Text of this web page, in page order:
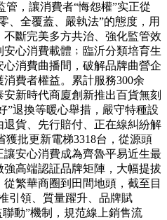
，讓消費者“悔怨權”实正從
、全覆蓋、嚴執法”的態度，用
斷完美多方共治、強化監管效
心消費載體﹔臨沂分類培育生
消費曲播間，破解品牌曲營企
費者權益。累計服務300余
新時代商廈創新推出百貨無刻
”退換等暖心舉措，嚴守特種設
貨、先行賠付、正在線糾紛解
批更新電梯3318台，從源頭
安心消費成為齊魯平易近生最
高端認証品牌矩陣，大幅提拔
繁華商圈到田間地頭，截至目
引領、質量躍升、品牌賦
動”機制，規范線上銷售流